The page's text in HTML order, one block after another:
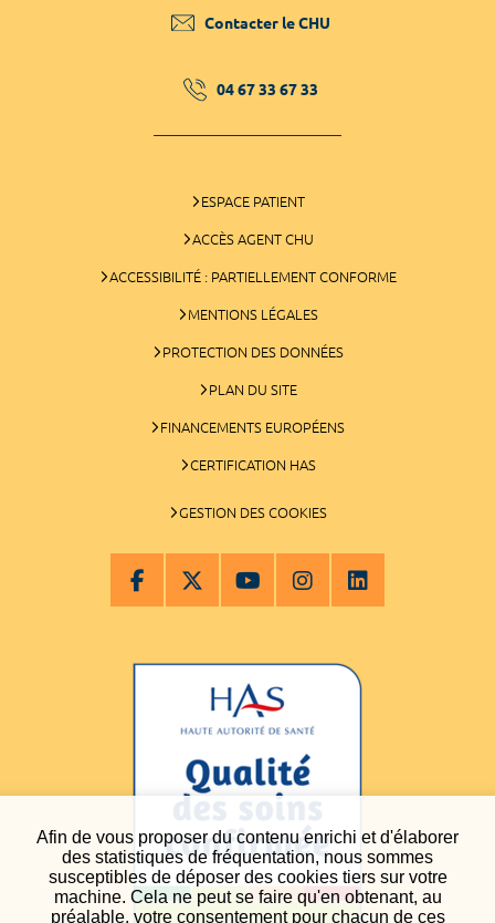
Afin de vous proposer du contenu enrichi et d'élaborer
des statistiques de fréquentation, nous sommes
susceptibles de déposer des cookies tiers sur votre
machine. Cela ne peut se faire qu'en obtenant, au
préalable, votre consentement pour chacun de ces
Contacter le CHU
04 67 33 67 33
ESPACE PATIENT
ACCÈS AGENT CHU
ACCESSIBILITÉ : PARTIELLEMENT CONFORME
MENTIONS LÉGALES
PROTECTION DES DONNÉES
PLAN DU SITE
FINANCEMENTS EUROPÉENS
CERTIFICATION HAS
GESTION DES COOKIES